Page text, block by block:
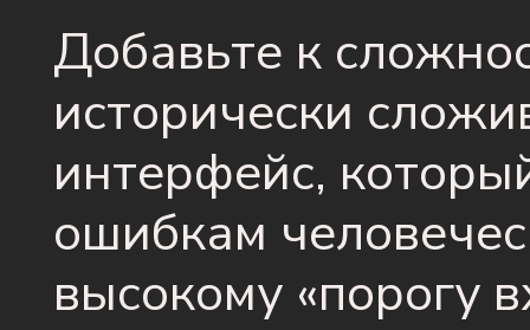
Добавьте к
исторически
интерфейс,
ошибкам
высокому «порогу